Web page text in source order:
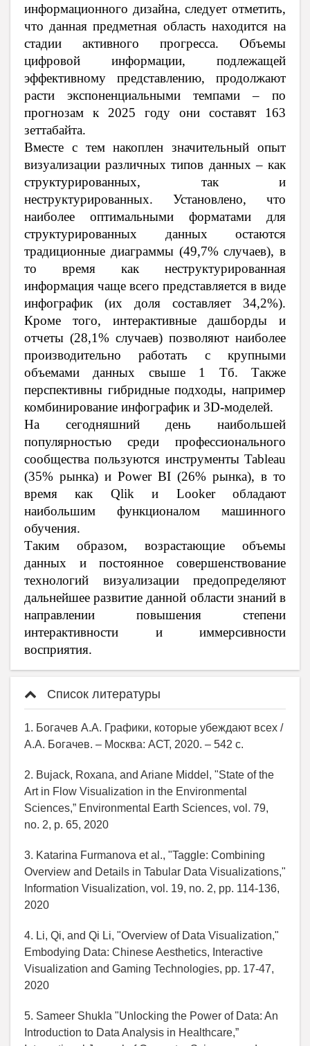
информационного дизайна, следует отметить,
что данная предметная область находится на
стадии активного прогресса. Объемы
цифровой информации, подлежащей
эффективному представлению, продолжают
расти экспоненциальными темпами – по
прогнозам к 2025 году они составят 163
зеттабайта.
Вместе с тем накоплен значительный опыт
визуализации различных типов данных – как
структурированных, так и
неструктурированных. Установлено, что
наиболее оптимальными форматами для
структурированных данных остаются
традиционные диаграммы (49,7% случаев), в
то время как неструктурированная
информация чаще всего представляется в виде
инфографик (их доля составляет 34,2%).
Кроме того, интерактивные дашборды и
отчеты (28,1% случаев) позволяют наиболее
производительно работать с крупными
объемами данных свыше 1 Тб. Также
перспективны гибридные подходы, например
комбинирование инфографик и 3D-моделей.
На сегодняшний день наибольшей
популярностью среди профессионального
сообщества пользуются инструменты Tableau
(35% рынка) и Power BI (26% рынка), в то
время как Qlik и Looker обладают
наибольшим функционалом машинного
обучения.
Таким образом, возрастающие объемы
данных и постоянное совершенствование
технологий визуализации предопределяют
дальнейшее развитие данной области знаний в
направлении повышения степени
интерактивности и иммерсивности
восприятия.
Список литературы
1. Богачев А.А. Графики, которые убеждают всех /
А.А. Богачев. – Москва: АСТ, 2020. – 542 с.
2. Bujack, Roxana, and Ariane Middel, "State of the
Art in Flow Visualization in the Environmental
Sciences,” Environmental Earth Sciences, vol. 79,
no. 2, p. 65, 2020
3. Katarina Furmanova et al., "Taggle: Combining
Overview and Details in Tabular Data Visualizations,"
Information Visualization, vol. 19, no. 2, pp. 114-136,
2020
4. Li, Qi, and Qi Li, "Overview of Data Visualization,"
Embodying Data: Chinese Aesthetics, Interactive
Visualization and Gaming Technologies, pp. 17-47,
2020
5. Sameer Shukla "Unlocking the Power of Data: An
Introduction to Data Analysis in Healthcare,”